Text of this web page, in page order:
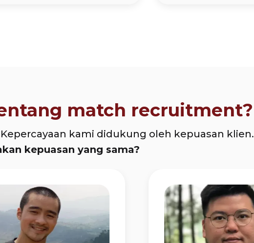
match recruitment?
kami didukung oleh kepuasan klien.
kepuasan yang sama?